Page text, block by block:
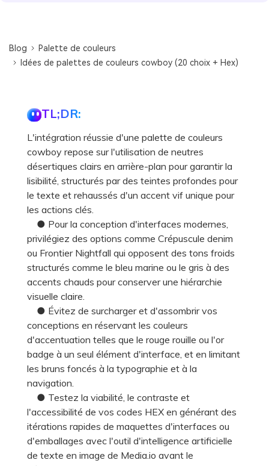
Blog
Palette de couleurs
Idées de palettes de couleurs cowboy (20 choix + Hex)
TL;DR:
L'intégration réussie d'une palette de couleurs
cowboy repose sur l'utilisation de neutres
désertiques clairs en arrière-plan pour garantir la
lisibilité, structurés par des teintes profondes pour
le texte et rehaussés d'un accent vif unique pour
les actions clés.
● Pour la conception d'interfaces modernes,
privilégiez des options comme Crépuscule denim
ou Frontier Nightfall qui opposent des tons froids
structurés comme le bleu marine ou le gris à des
accents chauds pour conserver une hiérarchie
visuelle claire.
● Évitez de surcharger et d'assombrir vos
conceptions en réservant les couleurs
d'accentuation telles que le rouge rouille ou l'or
badge à un seul élément d'interface, et en limitant
les bruns foncés à la typographie et à la
navigation.
● Testez la viabilité, le contraste et
l'accessibilité de vos codes HEX en générant des
itérations rapides de maquettes d'interfaces ou
d'emballages avec l'outil d'intelligence artificielle
de texte en image de Media.io avant le